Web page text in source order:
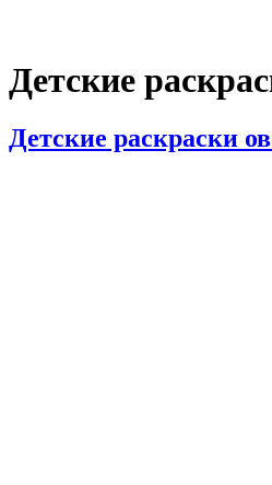
Детские
Детские раскраски